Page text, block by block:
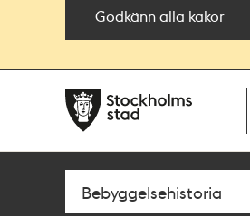
Godkänn alla kakor
navigationen
huvudinnehållet
Sök